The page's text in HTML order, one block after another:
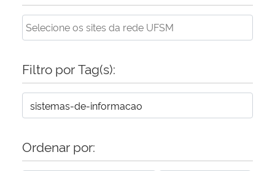
Filtro por Tag(s):
Ordenar por: